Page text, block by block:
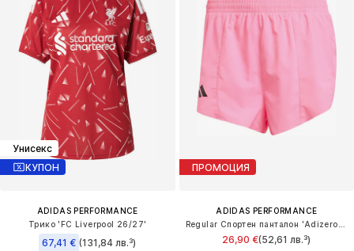
Унисекс
КУПОН
ADIDAS PERFORMANCE
Трико 'FC Liverpool 26/27'
67,41 € (131,84 лв.³)
ПРОМОЦИЯ
ADIDAS PERFORMANCE
26,90 €(52,61 лв.³)